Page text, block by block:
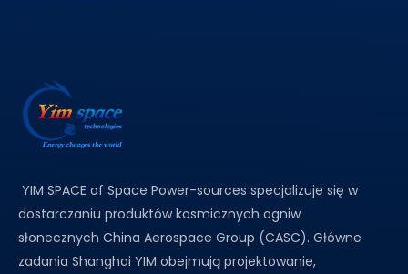
YIM SPACE of Space Power-sources specjalizuje się w
dostarczaniu produktów kosmicznych ogniw
słonecznych China Aerospace Group (CASC). Główne
zadania Shanghai YIM obejmują projektowanie,